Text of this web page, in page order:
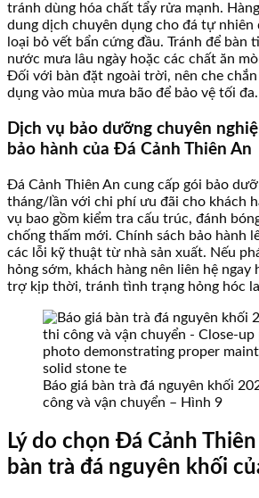
tránh dùng hóa chất tẩy rửa mạnh.
dung dịch chuyên dụng cho đá tự nhiên
loại bỏ vết bẩn cứng đầu. Tránh để bàn
nước mưa lâu ngày hoặc các chất ăn
Đối với bàn đặt ngoài trời, nên che
dụng vào mùa mưa bão để bảo vệ tối đa.
Dịch vụ bảo dưỡng chuyên
bảo hành của Đá Cảnh Thiên An
Đá Cảnh Thiên An cung cấp gói bảo
tháng/lần với chi phí ưu đãi cho khách
vụ bao gồm kiểm tra cấu trúc, đánh
chống thấm mới. Chính sách bảo hành
các lỗi kỹ thuật từ nhà sản xuất. Nếu
hỏng sớm, khách hàng nên liên hệ
trợ kịp thời, tránh tình trạng hỏng hóc
Báo giá bàn trà đá nguyên khối
công và vận chuyển – Hình 9
Lý do chọn Đá Cảnh
bàn trà đá nguyên khối